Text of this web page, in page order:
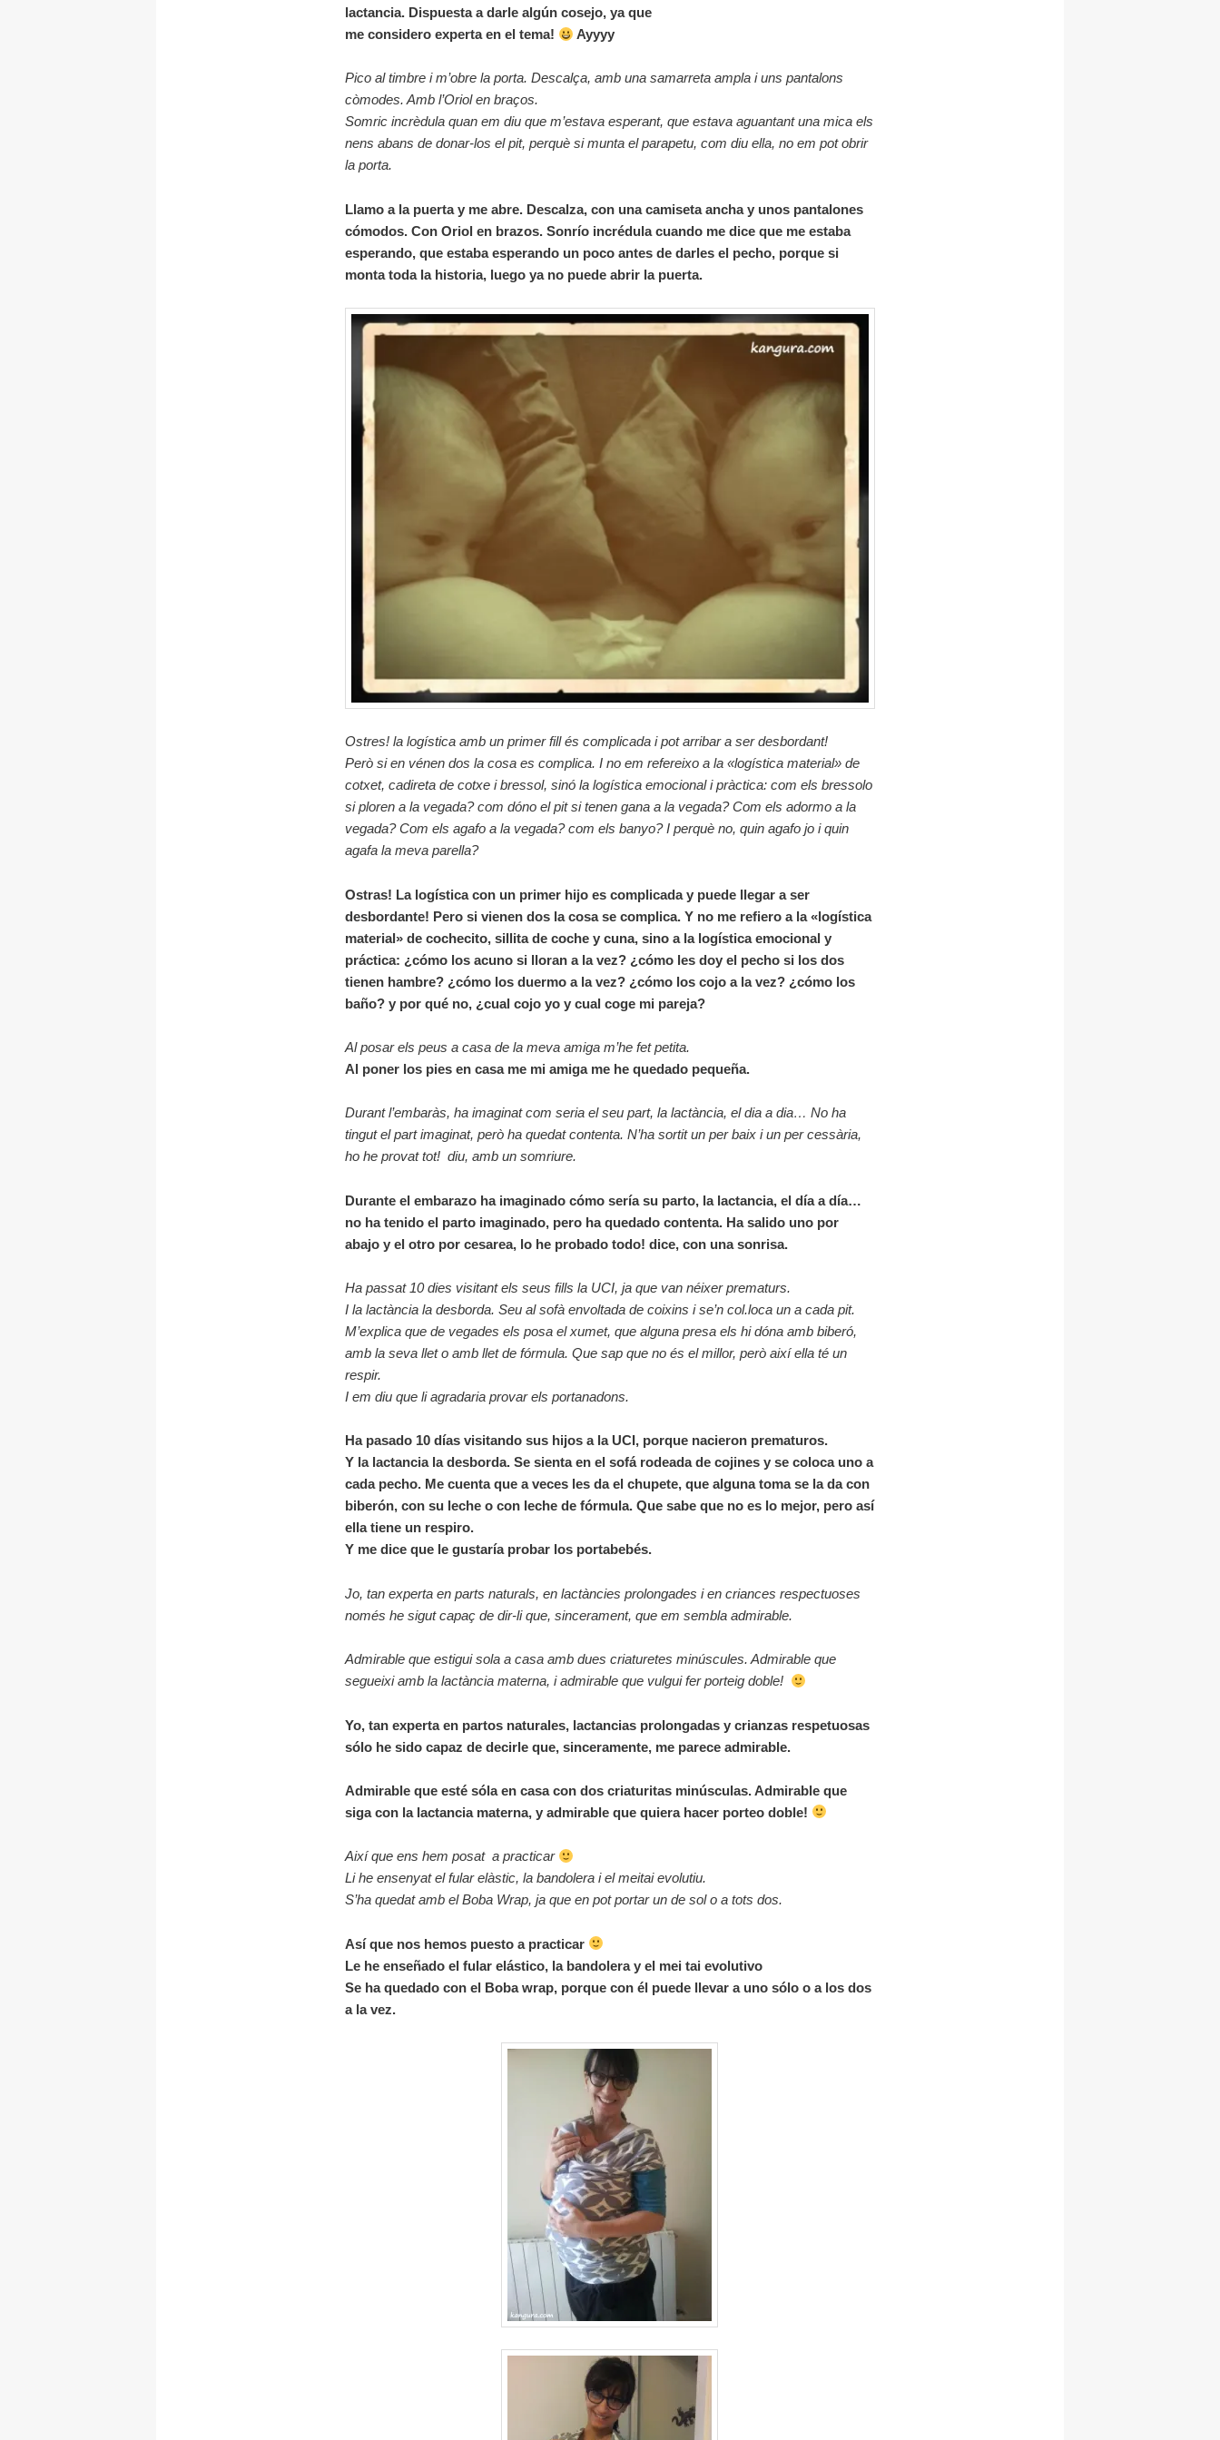
lactancia. Dispuesta a darle algún cosejo, ya que
me considero experta en el tema!
Ayyyy
Pico al timbre i m’obre la porta. Descalça, amb una samarreta ampla i uns pantalons
còmodes. Amb l’Oriol en braços.
Somric incrèdula quan em diu que m’estava esperant, que estava aguantant una mica els
nens abans de donar-los el pit, perquè si munta el parapetu, com diu ella, no em pot obrir
la porta.
Llamo a la puerta y me abre. Descalza, con una camiseta ancha y unos pantalones
cómodos. Con Oriol en brazos. Sonrío incrédula cuando me dice que me estaba
esperando, que estaba esperando un poco antes de darles el pecho, porque si
monta toda la historia, luego ya no puede abrir la puerta.
Ostres! la logística amb un primer fill és complicada i pot arribar a ser desbordant!
Però si en vénen dos la cosa es complica. I no em refereixo a la «logística material» de
cotxet, cadireta de cotxe i bressol, sinó la logística emocional i pràctica: com els bressolo
si ploren a la vegada? com dóno el pit si tenen gana a la vegada? Com els adormo a la
vegada? Com els agafo a la vegada? com els banyo? I perquè no, quin agafo jo i quin
agafa la meva parella?
Ostras! La logística con un primer hijo es complicada y puede llegar a ser
desbordante! Pero si vienen dos la cosa se complica. Y no me refiero a la «logística
material» de cochecito, sillita de coche y cuna, sino a la logística emocional y
práctica: ¿cómo los acuno si lloran a la vez? ¿cómo les doy el pecho si los dos
tienen hambre? ¿cómo los duermo a la vez? ¿cómo los cojo a la vez? ¿cómo los
baño? y por qué no, ¿cual cojo yo y cual coge mi pareja?
Al posar els peus a casa de la meva amiga m’he fet petita.
Al poner los pies en casa me mi amiga me he quedado pequeña.
Durant l’embaràs, ha imaginat com seria el seu part, la lactància, el dia a dia… No ha
tingut el part imaginat, però ha quedat contenta. N’ha sortit un per baix i un per cessària,
ho he provat tot! diu, amb un somriure.
Durante el embarazo ha imaginado cómo sería su parto, la lactancia, el día a día…
no ha tenido el parto imaginado, pero ha quedado contenta. Ha salido uno por
abajo y el otro por cesarea, lo he probado todo! dice, con una sonrisa.
Ha passat 10 dies visitant els seus fills la UCI, ja que van néixer prematurs.
I la lactància la desborda. Seu al sofà envoltada de coixins i se’n col.loca un a cada pit.
M’explica que de vegades els posa el xumet, que alguna presa els hi dóna amb biberó,
amb la seva llet o amb llet de fórmula. Que sap que no és el millor, però així ella té un
respir.
I em diu que li agradaria provar els portanadons.
Ha pasado 10 días visitando sus hijos a la UCI, porque nacieron prematuros.
Y la lactancia la desborda. Se sienta en el sofá rodeada de cojines y se coloca uno a
cada pecho. Me cuenta que a veces les da el chupete, que alguna toma se la da con
biberón, con su leche o con leche de fórmula. Que sabe que no es lo mejor, pero así
ella tiene un respiro.
Y me dice que le gustaría probar los portabebés.
Jo, tan experta en parts naturals, en lactàncies prolongades i en criances respectuoses
només he sigut capaç de dir-li que, sincerament, que em sembla admirable.
Admirable que estigui sola a casa amb dues criaturetes minúscules. Admirable que
segueixi amb la lactància materna, i admirable que vulgui fer porteig doble!
Yo, tan experta en partos naturales, lactancias prolongadas y crianzas respetuosas
sólo he sido capaz de decirle que, sinceramente, me parece admirable.
Admirable que esté sóla en casa con dos criaturitas minúsculas. Admirable que
siga con la lactancia materna, y admirable que quiera hacer porteo doble!
Així que ens hem posat a practicar
Li he ensenyat el fular elàstic, la bandolera i el meitai evolutiu.
S’ha quedat amb el Boba Wrap, ja que en pot portar un de sol o a tots dos.
Así que nos hemos puesto a practicar
Le he enseñado el fular elástico, la bandolera y el mei tai evolutivo
Se ha quedado con el Boba wrap, porque con él puede llevar a uno sólo o a los dos
a la vez.